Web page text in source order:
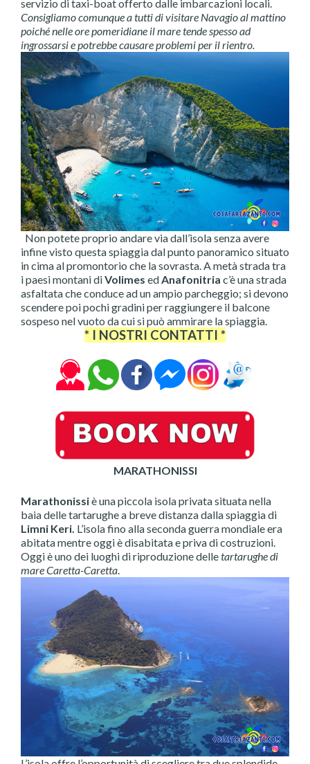
servizio di taxi-boat offerto dalle imbarcazioni locali.
Consigliamo comunque a tutti di visitare Navagio al mattino
poiché nelle ore pomeridiane il mare tende spesso ad
ingrossarsi e potrebbe causare problemi per il rientro.
Non potete proprio andare via dall’isola senza avere
infine visto questa spiaggia dal punto panoramico situato
in cima al promontorio che la sovrasta. A metà strada tra
i paesi montani diVolimes edAnafonitria c’è una strada
asfaltata che conduce ad un ampio parcheggio; si devono
scendere poi pochi gradini per raggiungere il balcone
sospeso nel vuoto da cui si può ammirare la spiaggia.
* I NOSTRI CONTATTI *
MARATHONISSI
Marathonissiè una piccola isola privata situata nella
baia delle tartarughe a breve distanza dalla spiaggia di
Limni Keri. L’isola fino alla seconda guerra mondiale era
abitata mentre oggi è disabitata e priva di costruzioni.
Oggi è uno dei luoghi di riproduzione delletartarughe di
mare Caretta-Caretta.